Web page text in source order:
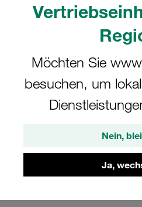
Möchten Sie
besuchen, um
Nein,
Ja,
Bitte beachten Sie: Das Bild dient nur zur
tatsächlichen Produkt abweichen.
Komplettschelle
Ø14mm mit
Deckpl., AS-Schraube
LBBU-SM-214-SA73-